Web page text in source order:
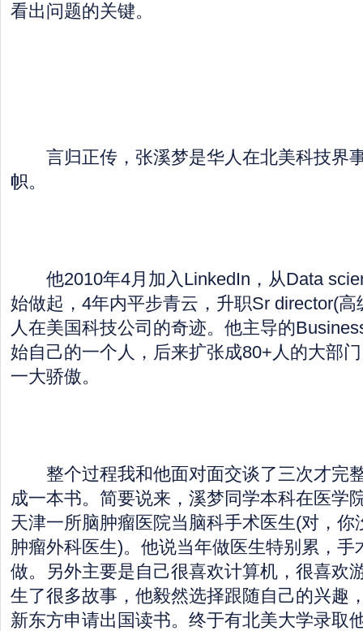
看出问题的关键。
言归正传，张溪梦是华人在北美科技界
帜。
他2010年4月加入LinkedIn，从Data
始做起，4年内平步青云，升职Sr director(
人在美国科技公司的奇迹。他主导的
始自己的一个人，后来扩张成80+人的大部
一大骄傲。
整个过程我和他面对面交谈了三次才完
成一本书。简要说来，溪梦同学本科在医学
天津一所脑肿瘤医院当脑科手术医生(对，你
肿瘤外科医生)。他说当年做医生特别累，手
做。另外主要是自己很喜欢计算机，很喜欢
生了很多故事，他毅然选择跟随自己的兴趣
新东方申请出国读书。终于有北美大学录取